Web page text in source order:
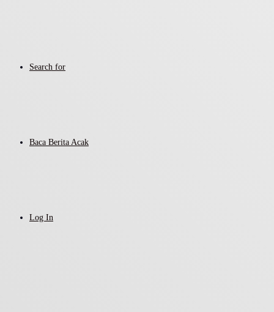
Search for
Baca Berita Acak
Log In